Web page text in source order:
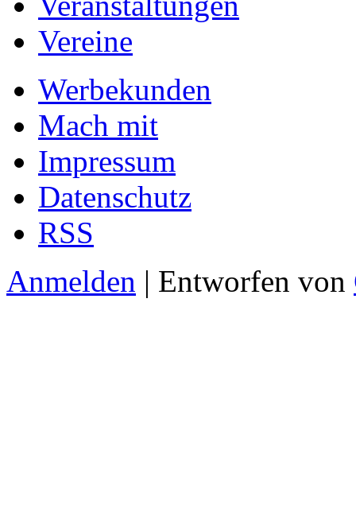
Vereine
Werbekunden
Mach mit
Impressum
Datenschutz
RSS
Anmelden | Entworfen von